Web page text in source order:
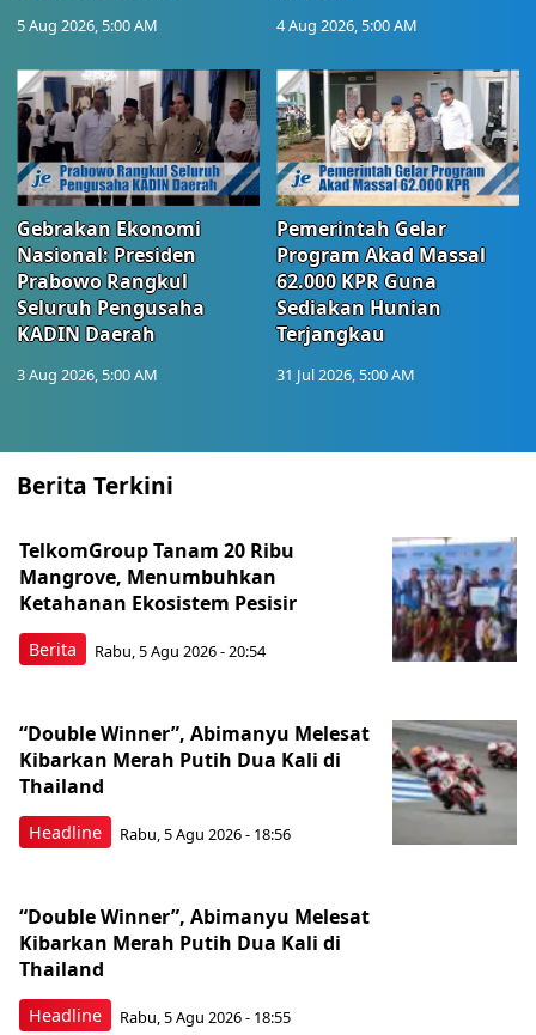
5 Aug 2026, 5:00 AM 4 Aug 2026, 5:00 AM
Gebrakan Ekonomi
Nasional: Presiden
Prabowo Rangkul
Seluruh Pengusaha
KADIN Daerah
3 Aug 2026, 5:00 AM
Pemerintah Gelar
Program Akad Massal
62.000 KPR Guna
Sediakan Hunian
Terjangkau
31 Jul 2026, 5:00 AM
Berita Terkini
Berita
TelkomGroup Tanam 20 Ribu
Mangrove, Menumbuhkan
Ketahanan Ekosistem Pesisir
Rabu, 5 Agu 2026 - 20:54
Headline
“Double Winner”, Abimanyu Melesat
Kibarkan Merah Putih Dua Kali di
Thailand
Rabu, 5 Agu 2026 - 18:56
Headline
“Double Winner”, Abimanyu Melesat
Kibarkan Merah Putih Dua Kali di
Thailand
Rabu, 5 Agu 2026 - 18:55